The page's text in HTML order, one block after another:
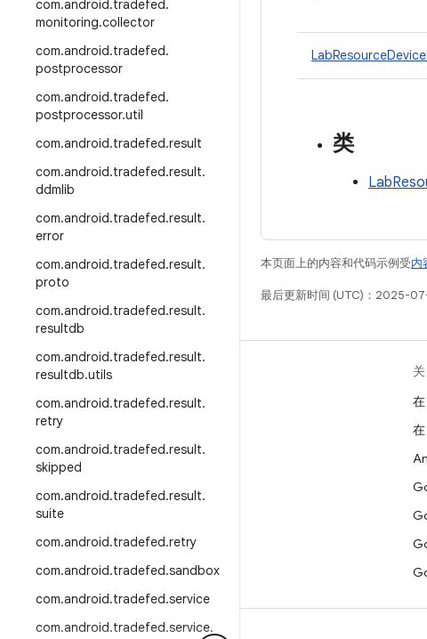
com.android.tradefed.
monitoring.collector
com.android.tradefed.
postprocessor
com.android.tradefed.
postprocessor.util
com.android.tradefed.result
com.android.tradefed.result.
ddmlib
com.android.tradefed.result.
error
com.android.tradefed.result.
proto
com.android.tradefed.result.
resultdb
com.android.tradefed.result.
resultdb.utils
com.android.tradefed.result.
retry
com.android.tradefed.result.
skipped
com.android.tradefed.result.
suite
com.android.tradefed.retry
com.android.tradefed.sandbox
com.android.tradefed.service
com.android.tradefed.service.
类
本页面上的内容和代码示例受内
最后更新时间 (UTC)：2025-07-
构建
Android 代码库
要求
下载
预览二进制文件
出厂映像
驱动程序二进制文件
GitHub